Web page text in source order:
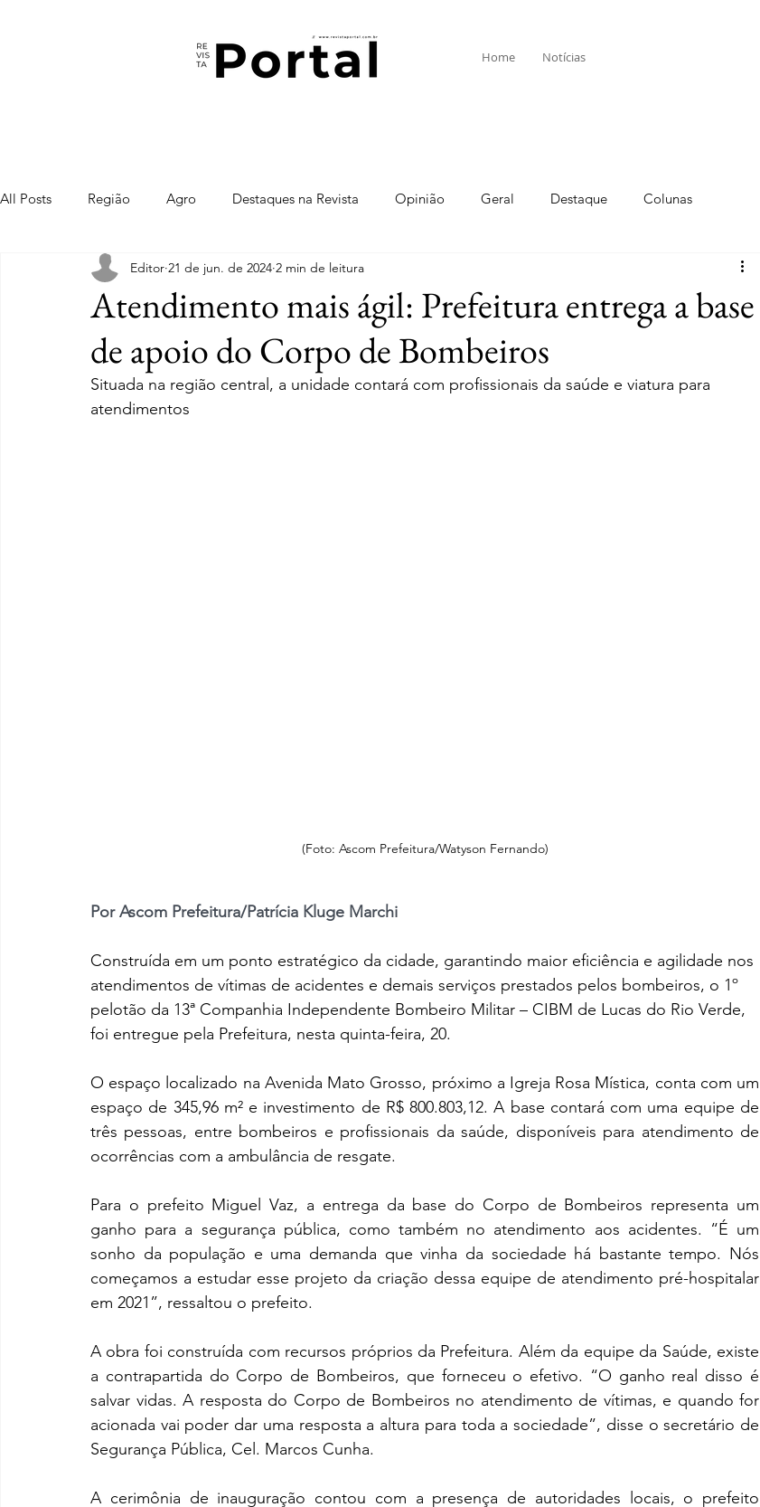
Home Notícias
All Posts Região Agro Destaques na Revista Opinião Geral Destaque Colunas
Atendimento mais ágil: Prefeitura entrega a base
de apoio do Corpo de Bombeiros
Editor 21 de jun. de 2024 2 min de leitura
Situada na região central, a unidade contará com profissionais da saúde e viatura para
atendimentos
(Foto: Ascom Prefeitura/Watyson Fernando)
Por Ascom Prefeitura/Patrícia Kluge Marchi
Construída em um ponto estratégico da cidade, garantindo maior eficiência e agilidade nos
atendimentos de vítimas de acidentes e demais serviços prestados pelos bombeiros, o 1º
pelotão da 13ª Companhia Independente Bombeiro Militar – CIBM de Lucas do Rio Verde,
foi entregue pela Prefeitura, nesta quinta-feira, 20.
O espaço localizado na Avenida Mato Grosso, próximo a Igreja Rosa Mística, conta com um
espaço de 345,96 m² e investimento de R$ 800.803,12. A base contará com uma equipe de
três pessoas, entre bombeiros e profissionais da saúde, disponíveis para atendimento de
ocorrências com a ambulância de resgate.
Para o prefeito Miguel Vaz, a entrega da base do Corpo de Bombeiros representa um
ganho para a segurança pública, como também no atendimento aos acidentes. “É um
sonho da população e uma demanda que vinha da sociedade há bastante tempo. Nós
começamos a estudar esse projeto da criação dessa equipe de atendimento pré-hospitalar
em 2021”, ressaltou o prefeito.
A obra foi construída com recursos próprios da Prefeitura. Além da equipe da Saúde, existe
a contrapartida do Corpo de Bombeiros, que forneceu o efetivo. “O ganho real disso é
salvar vidas. A resposta do Corpo de Bombeiros no atendimento de vítimas, e quando for
acionada vai poder dar uma resposta a altura para toda a sociedade”, disse o secretário de
Segurança Pública, Cel. Marcos Cunha.
A cerimônia de inauguração contou com a presença de autoridades locais, o prefeito